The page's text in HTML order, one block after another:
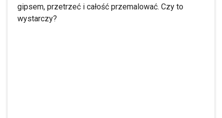
gipsem, przetrzeć i całość przemalować. Czy to
wystarczy?